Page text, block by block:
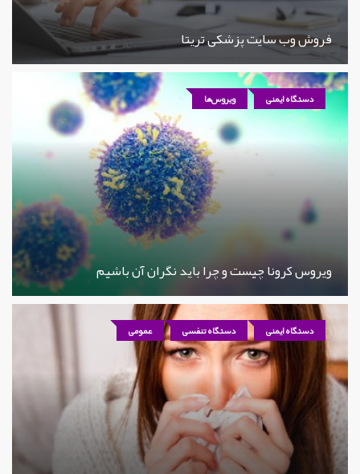
فروش وب سایت پزشکی تریتا
دستگاه ایمنی ویروس‌ها
ویروس کرونا چیست و چرا باید نگران آن باشیم
دستگاه ایمنی دستگاه تنفسی عمومی